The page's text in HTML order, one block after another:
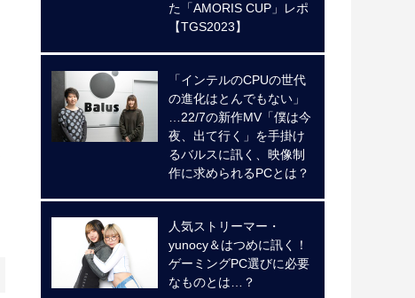
た「AMORIS CUP」レポ
【TGS2023】
「インテルのCPUの世代
の進化はとんでもない」
…22/7の新作MV「僕は今
夜、出て行く」を手掛け
るバルスに訊く、映像制
作に求められるPCとは？
人気ストリーマー・
yunocy＆はつめに訊く！
ゲーミングPC選びに必要
なものとは…？